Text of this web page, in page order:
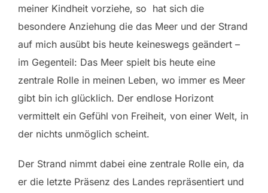
meiner Kindheit vorziehe, so hat sich die
besondere Anziehung die das Meer und der Strand
auf mich ausübt bis heute keineswegs geändert –
im Gegenteil: Das Meer spielt bis heute eine
zentrale Rolle in meinen Leben, wo immer es Meer
gibt bin ich glücklich. Der endlose Horizont
vermittelt ein Gefühl von Freiheit, von einer Welt, in
der nichts unmöglich scheint.
Der Strand nimmt dabei eine zentrale Rolle ein, da
er die letzte Präsenz des Landes repräsentiert und